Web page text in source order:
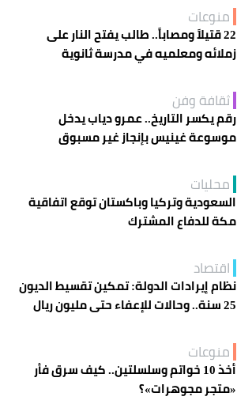
منوعات
22 قتيلاً ومصاباً.. طالب يفتح النار على
زملائه ومعلميه في مدرسة ثانوية
ثقافة وفن
رقم يكسر التاريخ.. عمرو دياب يدخل
موسوعة غينيس بإنجاز غير مسبوق
محليات
السعودية وتركيا وباكستان توقع اتفاقية
مكة للدفاع المشترك
اقتصاد
نظام إيرادات الدولة: تمكين تقسيط الديون
25 سنة.. وحالات للإعفاء حتى مليون ريال
منوعات
أخذ 10 خواتم وسلسلتين.. كيف سرق فأر
«متجر مجوهرات»؟